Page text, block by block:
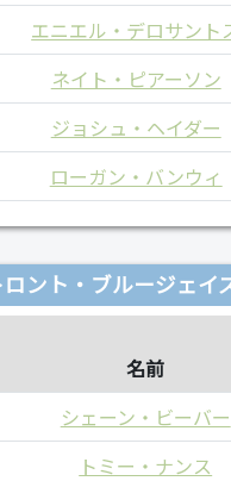
エニエル・デロサント
ネイト・ピアーソン
ジョシュ・ヘイダー
ローガン・バンウィ
ロント・ブルージェイ
名前
シェーン・ビーバー
トミー・ナンス